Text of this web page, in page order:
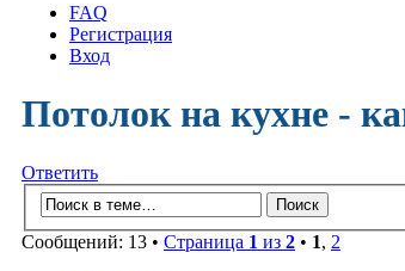
FAQ
Регистрация
Вход
Потолок на кухне -
Ответить
Сообщений: 13 • Страница 1 из 2 • 1, 2